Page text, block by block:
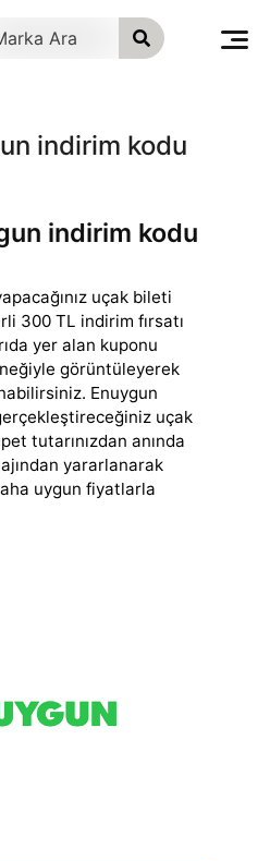
indirim kodu
indirim kodu
uçak bileti
300 TL indirim fırsatı
yer alan kuponu
görüntüleyerek
Enuygun
uçak
tutarınızdan anında
yararlanarak
uygun fiyatlarla